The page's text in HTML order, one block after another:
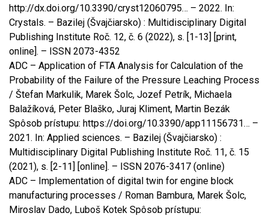
http://dx.doi.org/10.3390/cryst12060795… – 2022. In:
Crystals. – Bazilej (Švajčiarsko) : Multidisciplinary Digital
Publishing Institute Roč. 12, č. 6 (2022), s. [1-13] [print,
online]. – ISSN 2073-4352
ADC – Application of FTA Analysis for Calculation of the
Probability of the Failure of the Pressure Leaching Process
/ Štefan Markulik, Marek Šolc, Jozef Petrík, Michaela
Balažíková, Peter Blaško, Juraj Kliment, Martin Bezák
Spôsob prístupu: https://doi.org/10.3390/app11156731… –
2021. In: Applied sciences. – Bazilej (Švajčiarsko) :
Multidisciplinary Digital Publishing Institute Roč. 11, č. 15
(2021), s. [2-11] [online]. – ISSN 2076-3417 (online)
ADC – Implementation of digital twin for engine block
manufacturing processes / Roman Bambura, Marek Šolc,
Miroslav Dado, Luboš Kotek Spôsob prístupu: